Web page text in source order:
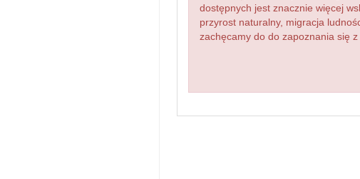
dostępnych jest znacznie więcej
przyrost naturalny, migracja
zachęcamy do do zapoznania się